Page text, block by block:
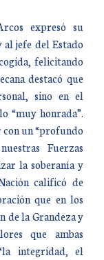
expresó su
jefe del Estado
felicitando
destacó que
sino en el
“muy honrada”.
con un “profundo
Fuerzas
la soberanía y
calificó de
que en los
de la Grandeza y
que ambas
integridad, el